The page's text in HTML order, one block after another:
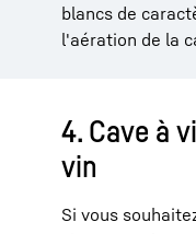
blancs de
l'aération de la
4. Cave à
vin
Si vous